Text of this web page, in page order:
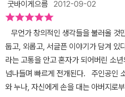
맛본다. 하지만 이곳에 아버지의 훈장
홀은 더 이상 평화와 안식의 공간이 아
다해 빠져나오고 싶었지만 결국엔 내
는, 괴물 같은 입을 커다랗게 벌리고 있
리고 결국 이 맨홀에 나는 죽은 자의 시체를 갖
계의 아웃사이더, 이방인 ‘나’는 어디에
사이더가 되기로 작정한 사람이다. 시
절 누나는 이를 연극 상황으로 받아들이
다. 그 상황을 나름대로 극복하려는 모
라 봉합이다. 즉 자신의 의지를 죽이고,
러니 기회가 되자 연극을 한다는 명목으
복이 아니라 탈출.그래도 누나는 남의
자신의 가슴에 뚫린 맨홀에 뚜껑을 닫
뭔가를 쓰긴 쓴다. 앞으로도 계속 그럴
써야 하는지 모른다면서 써낸 두 편의
단하다'고 밖에 표현할 수 없다. 전작
어나 문장을 읽으면 저절로 머릿 속에
센터에서 짜여진 일정을 보내는 주인공
여다 보듯 공감되었다. 소설이 뭔지 모
하고 죽음의 시간 같았던 과거와 현재
굿바이게으름 2012-09-02
무언가 창의적인 생각들을 불러올 것
둡고, 외롭고, 서글픈 이야기가 담겨 있
라는 고통을 안고 혼자가 되어버린 소
넘나들며 빠르게 전개된다. 주인공인
와 누나, 자신에게 손을 대는 아버지로